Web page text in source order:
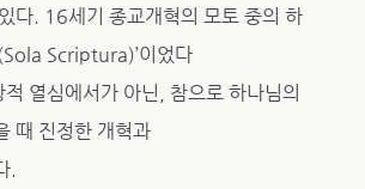
다. 16세기 종교개혁의 모토 중의 하
Scriptura)’이었다
열심에서가 아닌, 참으로 하나님의
때 진정한 개혁과
.